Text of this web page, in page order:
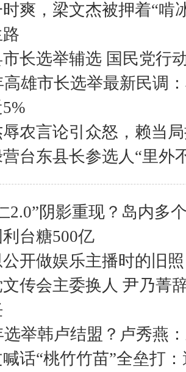
爽，梁文杰被押着“啃
市长选举辅选 国民党行
高雄市长选举最新民调
农言论引众怒，赖当
台东县长参选人“里外
2.0”阴影重现？岛内多
台糖500亿
开做娱乐主播时的旧照
文传会主委换人 尹乃菁
选举韩卢结盟？卢秀燕
话“桃竹竹苗”全垒打